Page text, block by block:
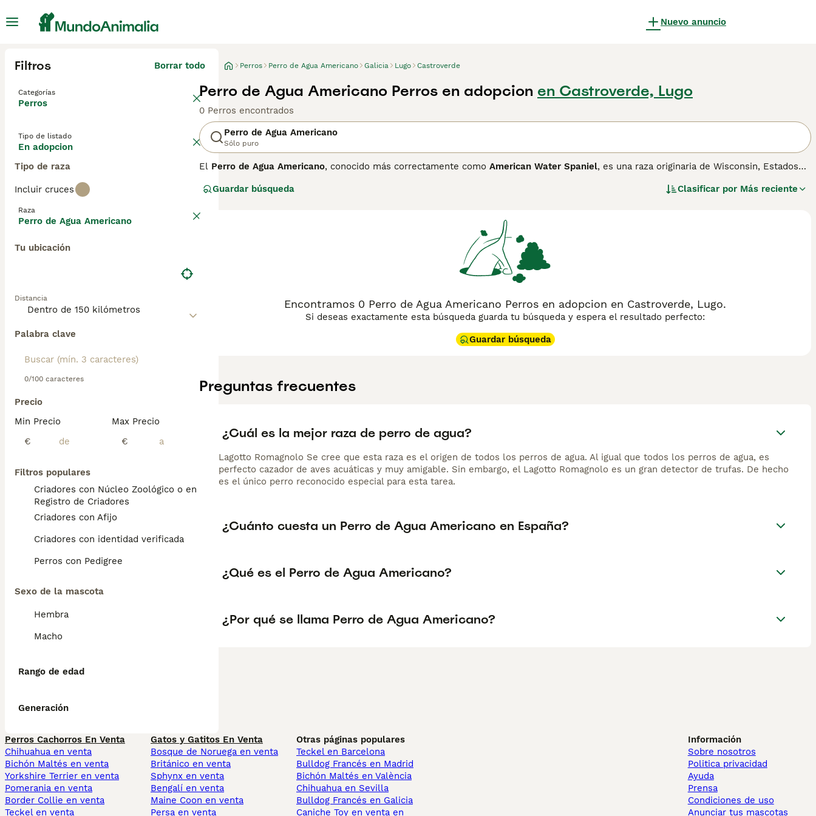
Nuevo anuncio
Filtros Borrar todo
Categorías
Perros
Tipo de listado
En adopcion
Tipo de raza
Incluir cruces
Raza
Perro de Agua Americano
Tu ubicación
Distancia
Palabra clave
0/100 caracteres
Precio
Min Precio
€
Max Precio
€
Filtros populares
Criadores con Núcleo Zoológico o en el
Registro de Criadores
Criadores con Afijo
Criadores con identidad verificada
Perros con Pedigree
Sexo de la mascota
Hembra
Macho
Rango de edad
Generación
Perros Perro de Agua Americano Galicia Lugo Castroverde
Perro de Agua Americano Perros en adopcion en Castroverde, Lugo
0 Perros encontrados
Perro de Agua Americano
Sólo puro
El Perro de Agua Americano, conocido más correctamente como American Water Spaniel, es una raza originaria de Wisconsin, Estados
y pesar entre 11 y 20 kg. Su pelaje es denso, rizado o ondulado, en tonos marrón o chocolate, y posee patas con membranas que le
aire libre. Tiene una naturaleza amigable con los niños y se adapta bien como perro de compañía, aunque puede mostrarse reservado con
extraños si no se socializa adecuadamente. Debido a su nivel de energía, requiere ejercicio diario vigoroso y capillados frecuentes para
mantener su pelaje en buen estado. Es importante mencionar que esta raza es bastante rara en España, pero su versatilidad lo hace
adecuado para quienes buscan un perro activo y cariñoso. Palabras clave relevantes incluyen "Perro de agua americano", "american water
spaniel", "spaniel de agua americano" y "perro de aguas americano".
Guardar búsqueda Clasificar por Más reciente
Encontramos 0 Perro de Agua Americano Perros en adopcion en Castroverde, Lugo.
Si deseas exactamente esta búsqueda guarda tu búsqueda y espera el resultado perfecto:
Guardar búsqueda
Preguntas frecuentes
¿Cuál es la mejor raza de perro de agua?
Lagotto Romagnolo Se cree que esta raza es el origen de todos los perros de agua. Al igual que todos los perros de agua, es
perfecto cazador de aves acuáticas y muy amigable. Sin embargo, el Lagotto Romagnolo es un gran detector de trufas. De hecho
es el único perro reconocido especial para esta tarea.
¿Cuánto cuesta un Perro de Agua Americano en España?
¿Qué es el Perro de Agua Americano?
¿Por qué se llama Perro de Agua Americano?
Perros Cachorros En Venta
Chihuahua en venta
Bichón Maltés en venta
Yorkshire Terrier en venta
Pomerania en venta
Border Collie en venta
Teckel en venta
Gatos y Gatitos En Venta
Bosque de Noruega en venta
Británico en venta
Sphynx en venta
Bengalí en venta
Maine Coon en venta
Persa en venta
Otras páginas populares
Teckel en Barcelona
Bulldog Francés en Madrid
Bichón Maltés en València
Chihuahua en Sevilla
Bulldog Francés en Galicia
Caniche Toy en venta en
Información
Sobre nosotros
Politica privacidad
Ayuda
Prensa
Condiciones de uso
Anunciar tus mascotas